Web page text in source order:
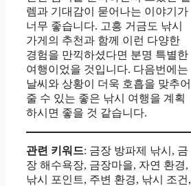
렘과 기대감이 묻어나는 이야기가
너무 좋습니다. 고흥 거금도 낚시
가게의 추천과 함께 이런 다양한
경험을 만끽하셨다면 분명 특별한
여행이었을 것입니다. 다음번에는
날씨와 상황이 더욱 호흡을 맞추어
줄 수 있는 좋은 낚시 여행을 계획
하시면 좋을 것 같습니다.
관련 키워드: 금장 방파제 낚시, 금
장 해수욕장, 금장마을, 자연 환경,
낚시 포인트, 주변 환경, 낚시 조건,